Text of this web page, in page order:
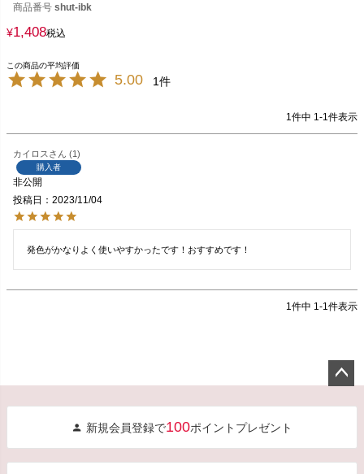
商品番号 shut-ibk
¥1,408税込
5.00 1
1件中 1-1件表示
カイロス 1
購入者
非公開
投稿日
2023/11/04
発色がかなりよく使いやすかったです！おすすめです！
1件中 1-1件表示
へ
新規会員登録で100ポイントプレゼント